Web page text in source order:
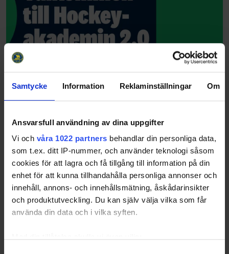
Samtycke Information Reklaminställningar Om
Ansvarsfull användning av dina uppgifter
Vi och våra 1022 partners behandlar din personliga data,
som t.ex. ditt IP-nummer, och använder teknologi såsom
cookies för att lagra och få tillgång till information på din
enhet för att kunna tillhandahålla personliga annonser och
innehåll, annons- och innehållsmätning, åskådarinsikter
och produktutveckling. Du kan själv välja vilka som får
använda din data och i vilka syften.